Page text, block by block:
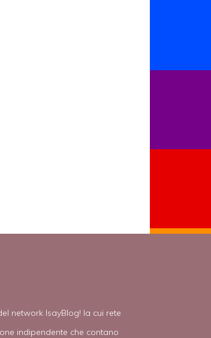
network IsayBlog! la cui rete
indipendente che contano